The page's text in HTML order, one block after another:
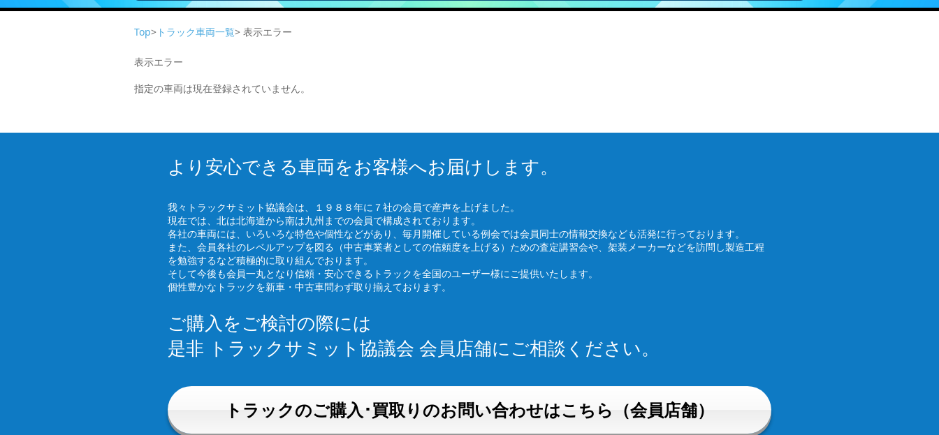
Top> トラック車両一覧> 表示エラー
表示エラー
指定の車両は現在登録されていません。
より安心できる車両をお客様へお届けします。
我々トラックサミット協議会は、１９８８年に７社の会員で産声を上げました。
現在では、北は北海道から南は九州までの会員で構成されております。
各社の車両には、いろいろな特色や個性などがあり、毎月開催している例会では会員同士の情報交換なども活発に行っております。
また、会員各社のレベルアップを図る（中古車業者としての信頼度を上げる）ための査定講習会や、架装メーカーなどを訪問し製造工程
を勉強するなど積極的に取り組んでおります。
そして今後も会員一丸となり信頼・安心できるトラックを全国のユーザー様にご提供いたします。
個性豊かなトラックを新車・中古車問わず取り揃えております。
ご購入をご検討の際には
是非 トラックサミット協議会 会員店舗にご相談ください。
トラックのご購入･買取りのお問い合わせはこちら（会員店舗）